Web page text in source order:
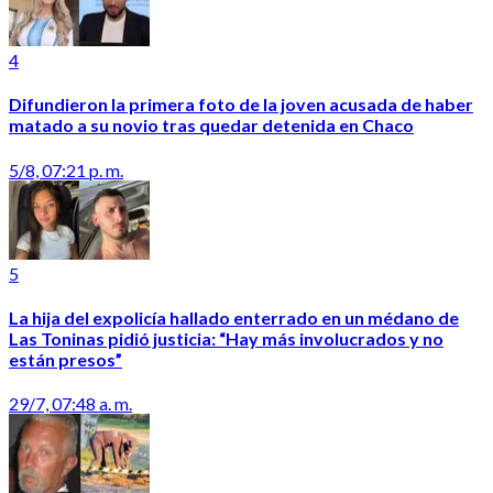
4
Difundieron la primera foto de la joven acusada de haber
matado a su novio tras quedar detenida en Chaco
5/8, 07:21 p. m.
5
La hija del expolicía hallado enterrado en un médano de
Las Toninas pidió justicia: “Hay más involucrados y no
están presos”
29/7, 07:48 a. m.